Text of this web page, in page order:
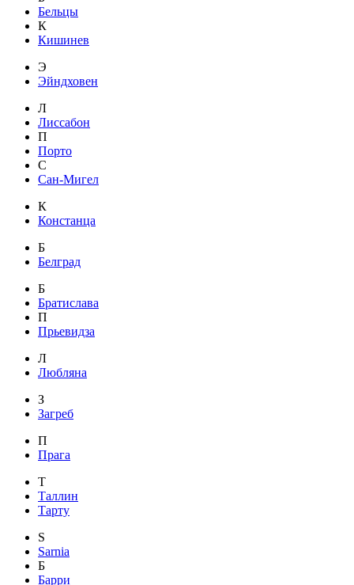
Бельцы
К
Кишинев
Э
Эйндховен
Л
Лиссабон
П
Порто
С
Сан-Мигел
К
Констанца
Б
Белград
Б
Братислава
П
Прьевидза
Л
Любляна
З
Загреб
П
Прага
Т
Таллин
Тарту
S
Sarnia
Б
Барри